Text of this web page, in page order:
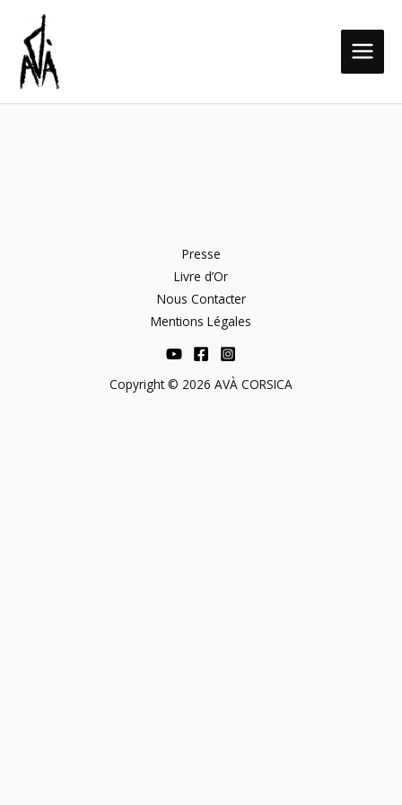
contenu
Presse
Livre d’Or
Nous Contacter
Mentions Légales
Copyright © 2026 AVÀ CORSICA